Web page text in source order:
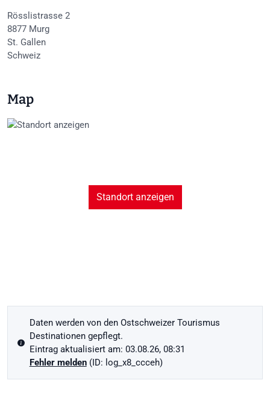
Rösslistrasse 2
8877 Murg
St. Gallen
Schweiz
Map
Standort anzeigen
Daten werden von den Ostschweizer Tourismus
Destinationen gepflegt.
Eintrag aktualisiert am: 03.08.26, 08:31
Fehler melden(ID: log_x8_ccceh)